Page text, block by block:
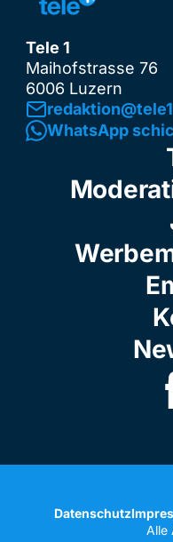
Tele 1
Maihofstrasse 76
6006 Luzern
WhatsApp
Datenschutz
Alle